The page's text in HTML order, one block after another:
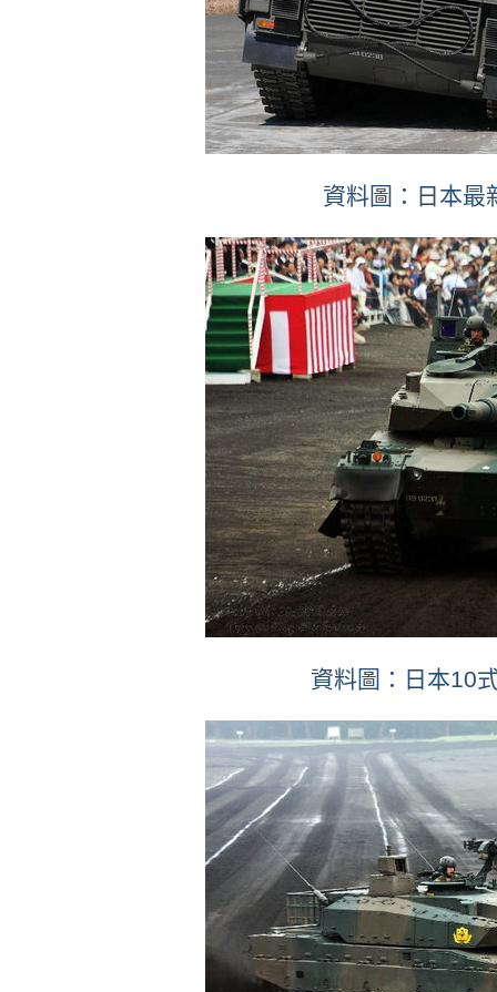
資料圖：日本最
資料圖：日本10